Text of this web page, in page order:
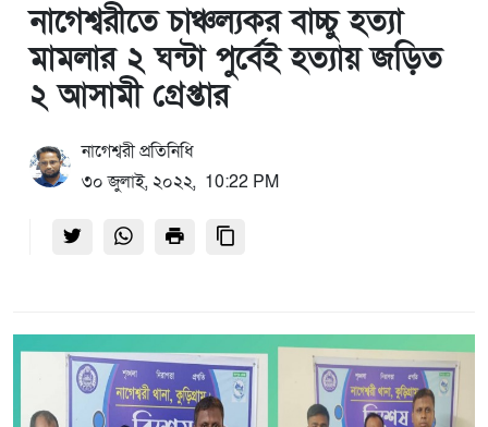
নাগেশ্বরীতে চাঞ্চল্যকর বাচ্চু হত্যা
মামলার ২ ঘন্টা পুর্বেই হত্যায় জড়িত
২ আসামী গ্রেপ্তার
নাগেশ্বরী প্রতিনিধি
৩০ জুলাই, ২০২২, 10:22 PM